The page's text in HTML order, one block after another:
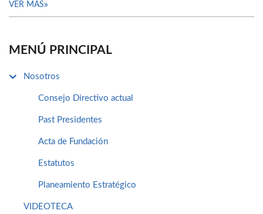
VER MÁS
MENÚ PRINCIPAL
Nosotros
Consejo Directivo actual
Past Presidentes
Acta de Fundación
Estatutos
Planeamiento Estratégico
VIDEOTECA